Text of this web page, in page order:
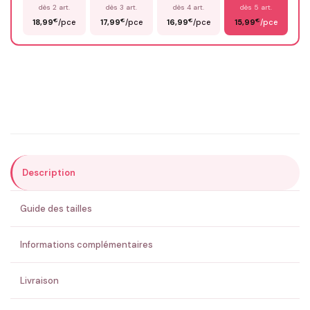
ENVOYER MA DEMANDE ✨
💚 Retour sous 24-48h🇫🇷 Flocage en France✅ Validation avant fabrication
dès 2 art.
18,99€/pce
dès 3 art.
17,99€/pce
dès 4 art.
16,99€/pce
dès 5 art.
15,99€/pce
Description
Guide des tailles
Informations complémentaires
Livraison